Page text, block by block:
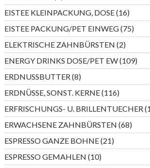
Produkte
EISTEE KLEINPACKUNG, DOSE 1616
EISTEE PACKUNG/PET EINWEG 7575
ELEKTRISCHE ZAHNBÜRSTEN 22
ENERGY DRINKS DOSE/PET EW 109109
ERDNUSSBUTTER 88
Produkte
ERDNÜSSE, SONST. KERNE 116116
Produkte
ERFRISCHUNGS- U. BRILLENTUECHER
ERWACHSENE ZAHNBÜRSTEN 6868
ESPRESSO GANZE BOHNE 2121
Produkte
ESPRESSO GEMAHLEN 1010